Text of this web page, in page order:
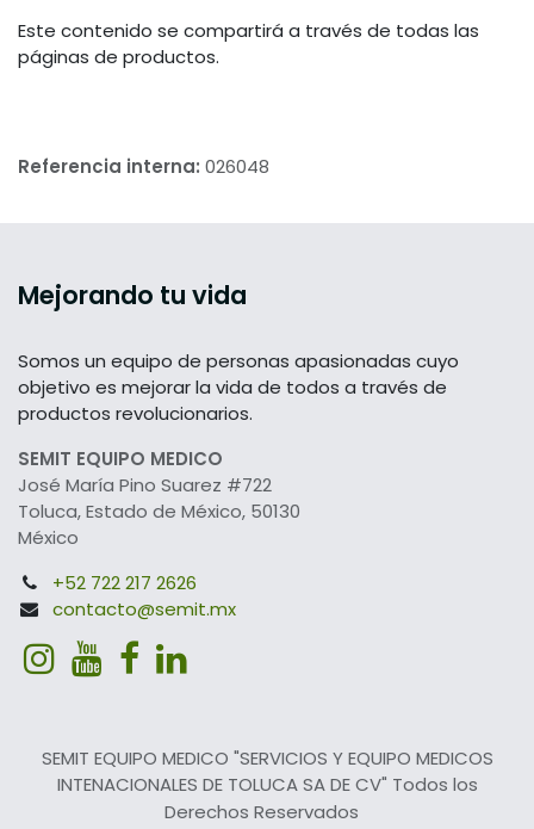
Este contenido se compartirá a través de todas las
páginas de productos.
Referencia interna: 026048
Mejorando tu vida
Somos un equipo de personas apasionadas cuyo
objetivo es mejorar la vida de todos a través de
productos revolucionarios.
SEMIT EQUIPO MEDICO
José María Pino Suarez #722
Toluca, Estado de México, 50130
México
+52 722 217 2626
contacto@semit.mx
SEMIT EQUIPO MEDICO "SERVICIOS Y EQUIPO MEDICOS
INTENACIONALES DE TOLUCA SA DE CV" Todos los
Derechos Reservados